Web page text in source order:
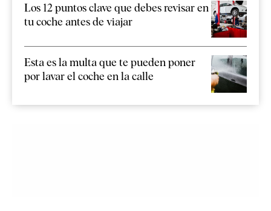
Los 12 puntos clave que debes revisar en
tu coche antes de viajar
Esta es la multa que te pueden poner
por lavar el coche en la calle